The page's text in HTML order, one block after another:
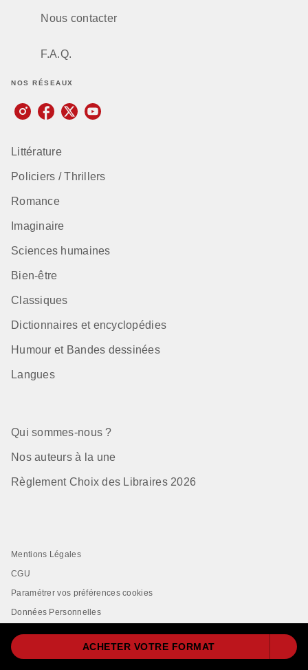
ACHETER VOTRE FORMAT
Nous contacter
F.A.Q.
NOS RÉSEAUX
Littérature
Policiers / Thrillers
Romance
Imaginaire
Sciences humaines
Bien-être
Classiques
Dictionnaires et encyclopédies
Humour et Bandes dessinées
Langues
Qui sommes-nous ?
Nos auteurs à la une
Règlement Choix des Libraires 2026
Mentions Légales
CGU
Paramétrer vos préférences cookies
Données Personnelles